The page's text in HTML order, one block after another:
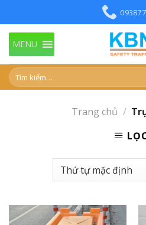
to
content
MENU
Trang chủ /